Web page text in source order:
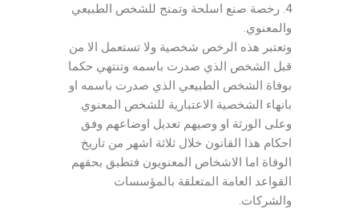
4. رخصة صنع اسلحة وتمنح للشخص الطبيعي
والمعنوي.
وتعتبر هذه الرخص شخصية ولا تستعمل الا من
قبل الشخص الذي صدرت باسمه وتنتهي حكما
بوفاة الشخص الطبيعي الذي صدرت باسمه او
بانهاء الشخصية الاعتبارية للشخص المعنوي
وعلى الورثة او وصيهم تعديل اوضاعهم وفق
احكام هذا القانون خلال ثلاثة اشهر من تاريخ
الوفاة اما الاشخاص المعنويون فتطبق بحقهم
القواعد العامة المتعلقة بالمؤسسات
والشركات.